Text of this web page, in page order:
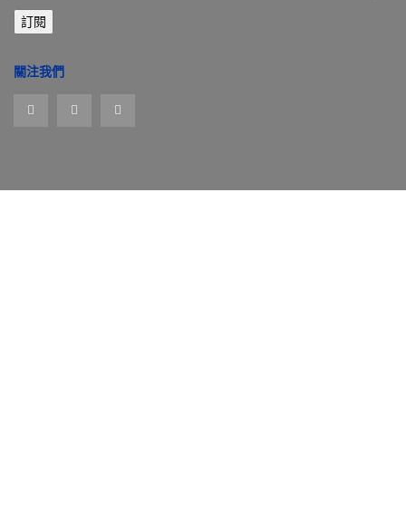
郵
件
址
訂閱
關注我們